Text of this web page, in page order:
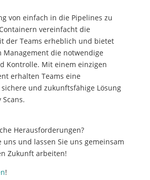
von einfach in die Pipelines zu
vereinfacht die
der Teams erheblich und bietet
Management die notwendige
Kontrolle. Mit einem einzigen
erhalten Teams eine
und zukunftsfähige Lösung
Herausforderungen?
uns und lassen Sie uns gemeinsam
Zukunft arbeiten!
!